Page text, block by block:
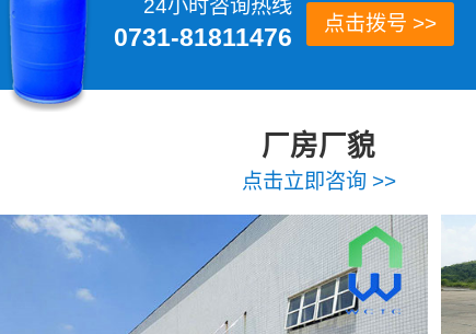
24小时咨询热线
0731-81811476 点击拨号 >>
厂房厂貌
点击立即咨询 >>